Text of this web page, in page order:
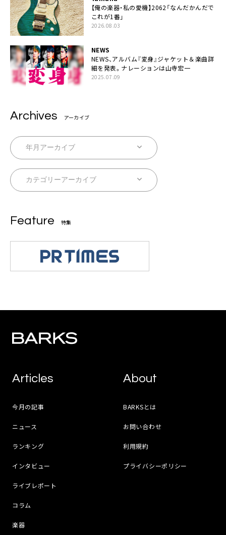
【俺の楽器・私の愛機】2062「なんだかんだで
これが1番」
2026.08.03
NEWS
NEWS、アルバム『変身』ジャケット＆楽曲詳
細を発表。ナレーションは⼭寺宏⼀
2025.07.09
Archives アーカイブ
Feature 特集
Articles
今月の記事
ニュース
ランキング
インタビュー
ライブレポート
コラム
楽器
About
BARKSとは
お問い合わせ
利用規約
プライバシーポリシー